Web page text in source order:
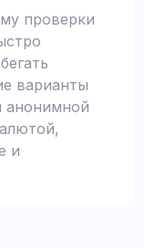
проверки
варианты
анонимной
и